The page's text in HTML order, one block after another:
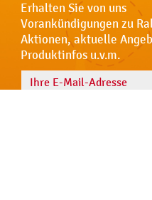
Erhalten Sie von uns
Vorankündigungen zu
Aktionen, aktuelle
Produktinfos u.v.m.
Name